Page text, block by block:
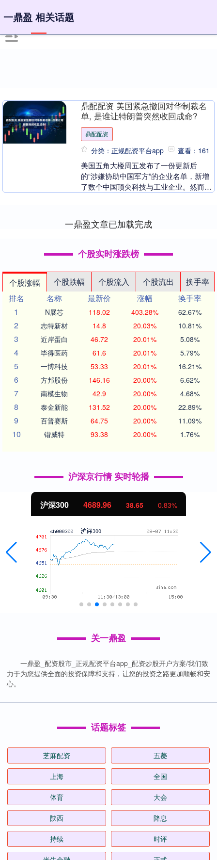
一鼎盈 相关话题
鼎配配资 美国紧急撤回对华制裁名
单, 是谁让特朗普突然收回成命?
鼎配配资
分类：正规配资平台app 查看：161
美国五角大楼周五发布了一份更新后
的“涉嫌协助中国军方”的企业名单，新增
了数个中国顶尖科技与工业企业。然而，
一鼎盈文章已加载完成
个股实时涨跌榜
个股涨幅 个股跌幅 个股流入 个股流出
换手率
排名
名称 最新价 涨幅
换手率
1
N展芯 118.02 403.28% 62.67%
2 志特新材 14.8 20.03% 10.81%
3 近岸蛋白 46.72 20.01% 5.08%
4 毕得医药 61.6 20.01% 5.79%
5 一博科技 53.33 20.01% 16.21%
6 方邦股份 146.16 20.00% 6.62%
7 南模生物 42.9 20.00% 4.68%
8 泰金新能 131.52 20.00% 22.89%
9 百普赛斯 64.75 20.00% 11.09%
10 锴威特 93.38 20.00% 1.76%
沪深京行情 实时轮播
沪深300 4689.96 38.65 0.83%
关一鼎盈
一鼎盈_配资股市_正规配资平台app_配资炒股开户方案/我们致
力于为您提供全面的投资保障和支持，让您的投资之路更加顺畅和安
心。
话题标签
芝麻配资 五菱
上海 全国
体育 大会
陕西 降息
持续 时评